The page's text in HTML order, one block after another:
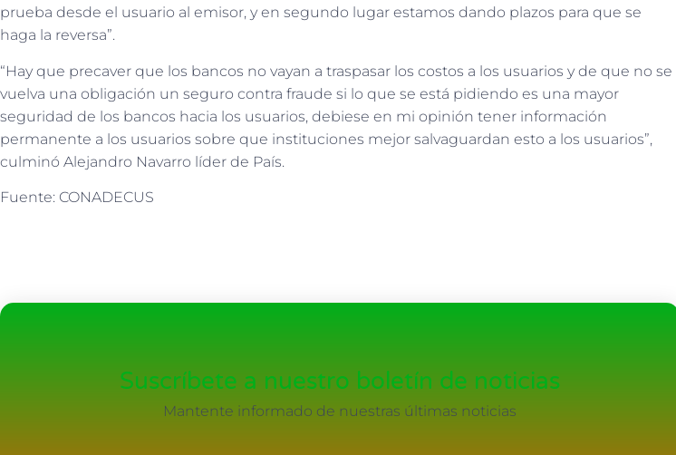
prueba desde el usuario al emisor, y en segundo lugar estamos dando plazos para que se
haga la reversa”.
“Hay que precaver que los bancos no vayan a traspasar los costos a los usuarios y de que no se
vuelva una obligación un seguro contra fraude si lo que se está pidiendo es una mayor
seguridad de los bancos hacia los usuarios, debiese en mi opinión tener información
permanente a los usuarios sobre que instituciones mejor salvaguardan esto a los usuarios”,
culminó Alejandro Navarro líder de País.
Fuente: CONADECUS
Suscríbete a nuestro boletín de noticias
Mantente informado de nuestras últimas noticias